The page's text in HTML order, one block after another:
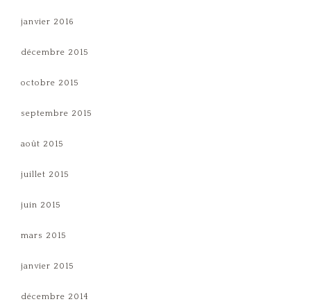
janvier 2016
décembre 2015
octobre 2015
septembre 2015
août 2015
juillet 2015
juin 2015
mars 2015
janvier 2015
décembre 2014